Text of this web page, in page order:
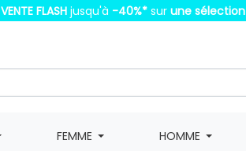
VENTE FLASH jusqu'à -40%* sur une sélection
FEMME HOMME